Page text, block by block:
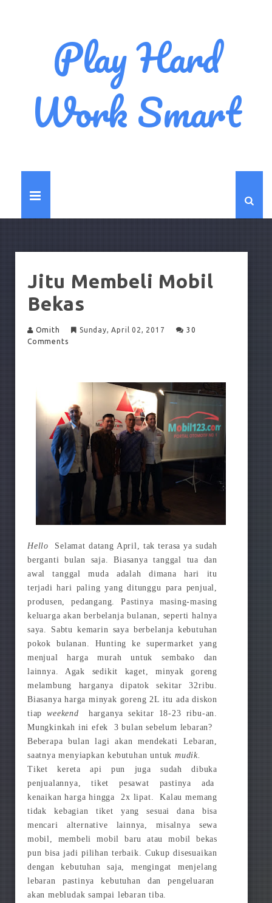
Play Hard
Work Smart
Jitu Membeli Mobil
Bekas
Omith Sunday, April 02, 2017
30
Comments
Hello
Selamat datang April, tak terasa ya sudah
berganti bulan saja. Biasanya tanggal tua dan
awal tanggal muda adalah dimana hari itu
terjadi hari paling yang ditunggu para penjual,
produsen, pedangang. Pastinya masing-masing
keluarga akan berbelanja bulanan, seperti halnya
saya. Sabtu kemarin saya berbelanja kebutuhan
pokok bulanan. Hunting ke supermarket yang
menjual harga murah untuk sembako dan
lainnya. Agak sedikit kaget, minyak goreng
melambung harganya dipatok sekitar 32ribu.
Biasanya harga minyak goreng 2L itu ada diskon
tiapweekend
harganya sekitar 18-23 ribu-an.
Mungkinkah ini efek 3 bulan sebelum lebaran?
Beberapa bulan lagi akan mendekati Lebaran,
saatnya menyiapkan kebutuhan untukmudik.
Tiket kereta api pun juga sudah dibuka
penjualannya, tiket pesawat pastinya ada
kenaikan harga hingga 2x lipat. Kalau memang
tidak kebagian tiket yang sesuai dana bisa
mencari alternative lainnya, misalnya sewa
mobil, membeli mobil baru atau mobil bekas
pun bisa jadi pilihan terbaik. Cukup disesuaikan
dengan kebutuhan saja, mengingat menjelang
lebaran pastinya kebutuhan dan pengeluaran
akan mebludak sampai lebaran tiba.